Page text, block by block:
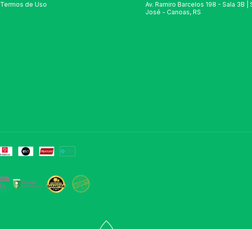
Termos de Uso
Av. Ramiro Barcelos 198 - Sala 3B |
José - Canoas, RS